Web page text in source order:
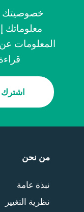
خصوصيتك
معلوماتك
المعلومات
اشترك
من نحن
نبذة عامة
نظرية التغيير